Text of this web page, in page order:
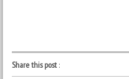
Share this post: